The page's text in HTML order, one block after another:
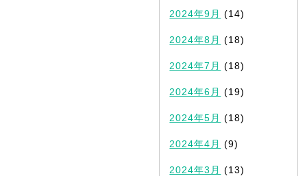
2024年9月 (14)
2024年8月 (18)
2024年7月 (18)
2024年6月 (19)
2024年5月 (18)
2024年4月 (9)
2024年3月 (13)